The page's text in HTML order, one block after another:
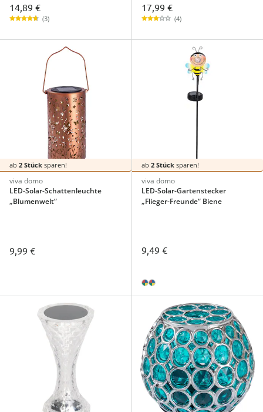
14,89 €
(3)
17,99 €
(4)
ab 2 Stück sparen!
viva domo
LED-Solar-Schattenleuchte
„Blumenwelt“
9,99 €
ab 2 Stücksparen!
viva domo
LED-Solar-Gartenstecker
„Flieger-Freunde“ Biene
9,49 €